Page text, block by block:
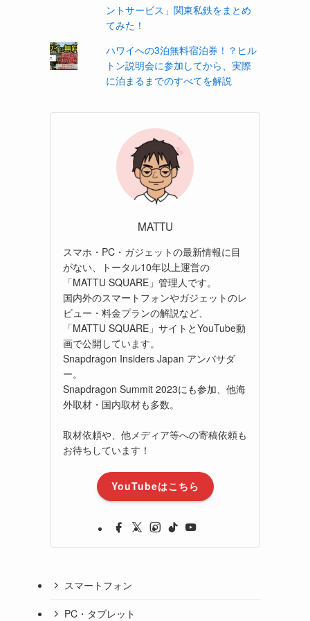
ントサービス」関東私鉄をまとめ
てみた！
ハワイへの3泊無料宿泊券！？ヒル
トン説明会に参加してから、実際
に泊まるまでのすべてを解説
MATTU
スマホ・PC・ガジェットの最新情報に目
がない、トータル10年以上運営の
「MATTU SQUARE」管理人です。
国内外のスマートフォンやガジェットのレ
ビュー・料金プランの解説など、
「MATTU SQUARE」サイトとYouTube動
画で公開しています。
Snapdragon Insiders Japan アンバサダ
ー。
Snapdragon Summit 2023にも参加、他海
外取材・国内取材も多数。
取材依頼や、他メディア等への寄稿依頼も
お待ちしています！
YouTubeはこちら
スマートフォン
PC・タブレット